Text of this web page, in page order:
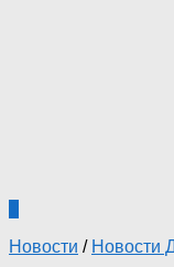
Новости / Новости